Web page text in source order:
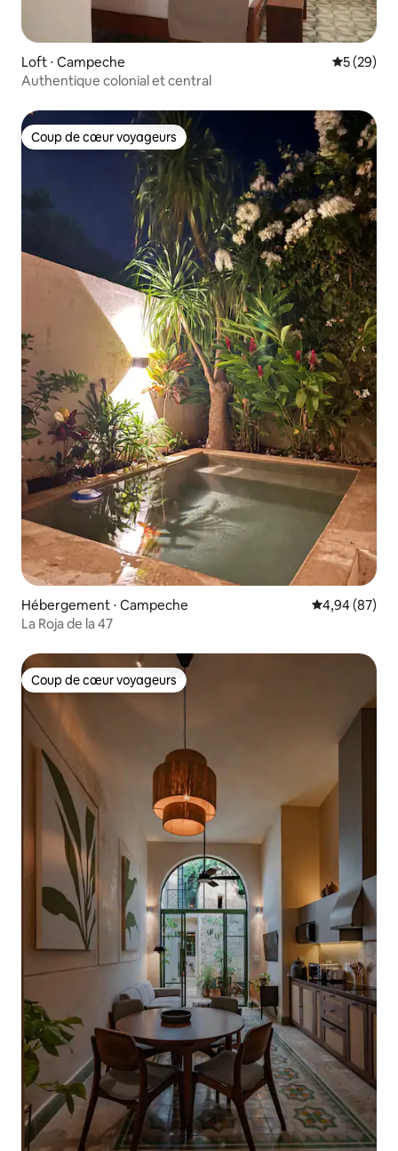
Loft ⋅ Campeche
5 (29)
Authentique colonial et central
Coup de cœur voyageurs
Coup de cœur voyageurs
Hébergement ⋅ Campeche Évaluation
4,94 (87)
La Roja de la 47
Coup de cœur voyageurs
Coup de cœur voyageurs